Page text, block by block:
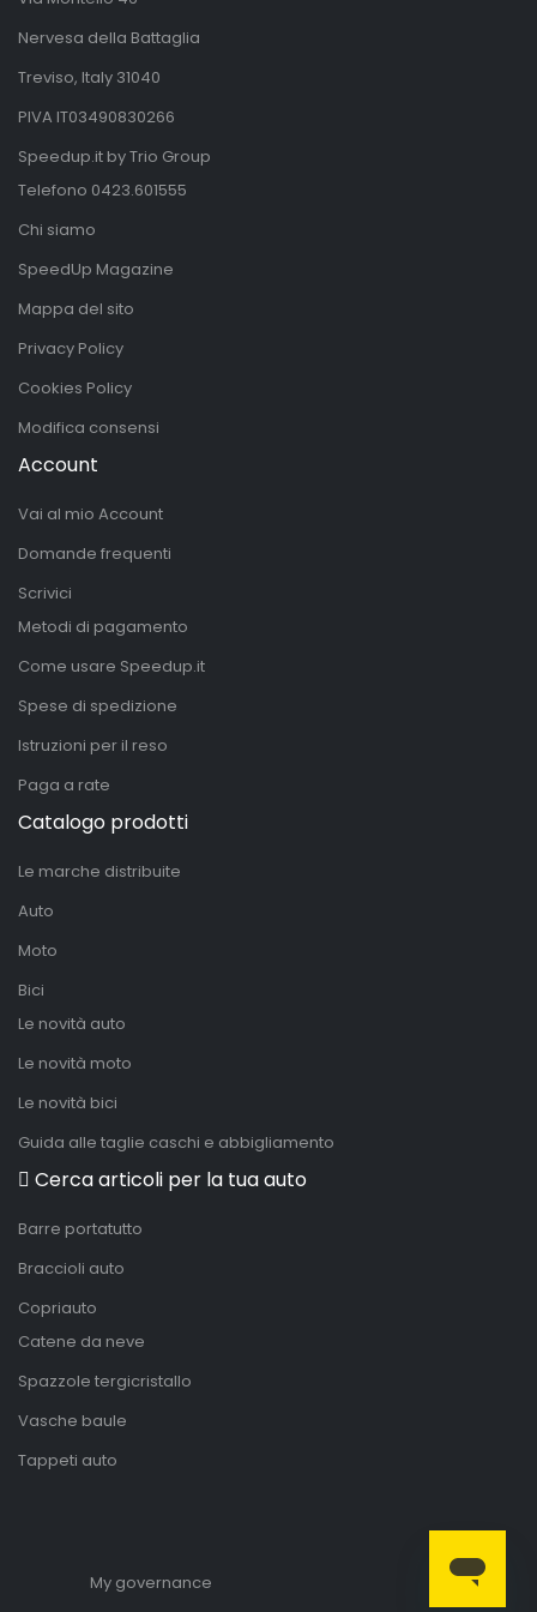
Nervesa della Battaglia
Treviso, Italy 31040
PIVA IT03490830266
Speedup.it by Trio Group
Telefono 0423.601555
Chi siamo
SpeedUp Magazine
Mappa del sito
Privacy Policy
Cookies Policy
Modifica consensi
Account
Vai al mio Account
Domande frequenti
Scrivici
Metodi di pagamento
Come usare Speedup.it
Spese di spedizione
Istruzioni per il reso
Paga a rate
Catalogo prodotti
Le marche distribuite
Auto
Moto
Bici
Le novità auto
Le novità moto
Le novità bici
Guida alle taglie caschi e abbigliamento
Cerca articoli per la tua auto
Barre portatutto
Braccioli auto
Copriauto
Catene da neve
Spazzole tergicristallo
Vasche baule
Tappeti auto
My governance